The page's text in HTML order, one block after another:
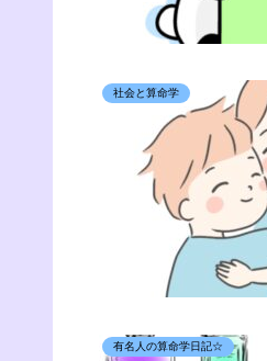
社会と算命学
有名人の算命学日記☆